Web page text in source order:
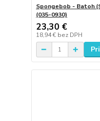
Spongebob - Batoh
(035-0930)
23,30 €
18,94 € bez DPH